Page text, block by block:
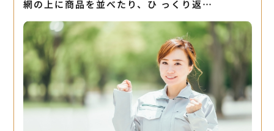
網の上に商品を並べたり、ひ っくり返…